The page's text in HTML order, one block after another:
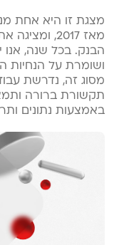
מצגת זו היא אחת
מאז 2017,
הבנק. בכל שנה, אנו
ושומרת על הנחיות
מסוג זה, נדרשת
תקשורת ברורה
באמצעות נתונים